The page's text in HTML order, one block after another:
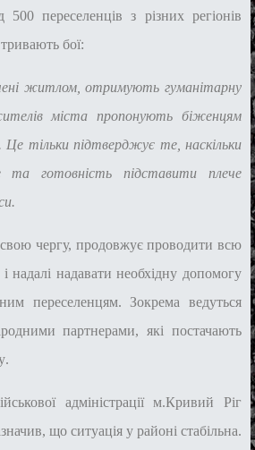
переселенців з різних регіонів
бої:
житлом, отримують гуманітарну
міста пропонують біженцям
Це тільки підтверджує те, наскільки
та готовність підставити плече
чергу, продовжує проводити всю
надалі надавати необхідну допомогу
переселенцям. Зокрема ведуться
партнерами, які постачають
.
адміністрації м.Кривий Ріг
що ситуація у районі стабільна.